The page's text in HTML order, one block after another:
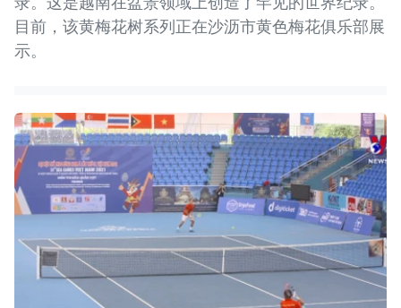
目前，该黄梅花树系列正在沙沥市黄色梅花俱乐部展
示。